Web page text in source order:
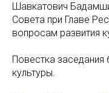
Шавкатович
Совета при Главе
вопросам развития
Повестка
культуры.